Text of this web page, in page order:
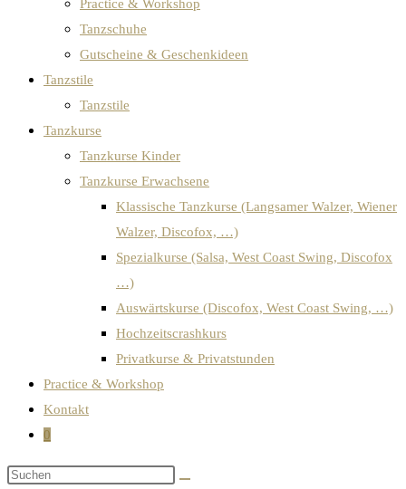
Practice & Workshop
Tanzschuhe
Gutscheine & Geschenkideen
Tanzstile
Tanzstile
Tanzkurse
Tanzkurse Kinder
Tanzkurse Erwachsene
Klassische Tanzkurse (Langsamer Walzer, Wiener
Walzer, Discofox, …)
Spezialkurse (Salsa, West Coast Swing, Discofox
…)
Auswärtskurse (Discofox, West Coast Swing, …)
Hochzeitscrashkurs
Privatkurse & Privatstunden
Practice & Workshop
Kontakt
0